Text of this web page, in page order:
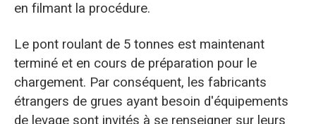
en filmant la procédure.
Le pont roulant de 5 tonnes est maintenant
terminé et en cours de préparation pour le
chargement. Par conséquent, les fabricants
étrangers de grues ayant besoin d'équipements